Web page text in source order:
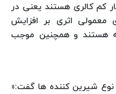
کم کالری هستند یعنی در
معمولی اثری بر افزایش
هستند و همچنین موجب
شیرین کننده ها گفت:«